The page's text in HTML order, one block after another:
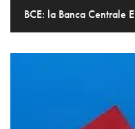
BCE: la Banca Centrale